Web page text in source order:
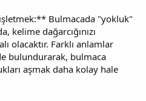
Bulmacada "yokluk"
kelime dağarcığınızı
olacaktır. Farklı anlamlar
bulundurarak, bulmaca
aşmak daha kolay hale